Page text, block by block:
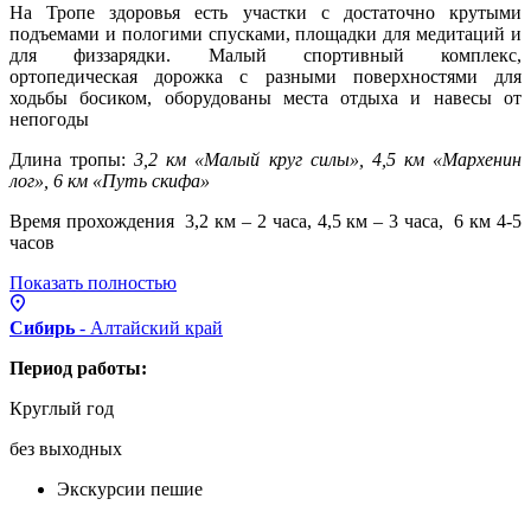
На Тропе здоровья есть участки с достаточно крутыми
подъемами и пологими спусками, площадки для медитаций и
для физзарядки. Малый спортивный комплекс,
ортопедическая дорожка с разными поверхностями для
ходьбы босиком, оборудованы места отдыха и навесы от
непогоды
Длина тропы:3,2 км «Малый круг силы», 4,5 км «Мархенин
лог», 6 км «Путь скифа»
Время прохождения 3,2 км – 2 часа, 4,5 км – 3 часа, 6 км 4-5
часов
Показать полностью
Сибирь - Алтайский край
Период работы:
Круглый год
без выходных
Экскурсии пешие